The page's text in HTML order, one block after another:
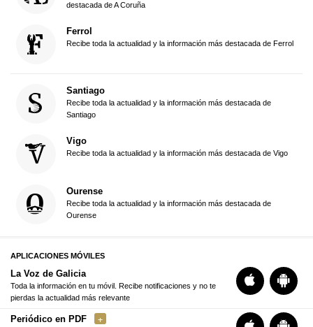
destacada de A Coruña
Ferrol
Recibe toda la actualidad y la información más destacada de Ferrol
Santiago
Recibe toda la actualidad y la información más destacada de
Santiago
Vigo
Recibe toda la actualidad y la información más destacada de Vigo
Ourense
Recibe toda la actualidad y la información más destacada de
Ourense
APLICACIONES MÓVILES
La Voz de Galicia
Toda la información en tu móvil. Recibe notificaciones y no te
pierdas la actualidad más relevante
Periódico en PDF